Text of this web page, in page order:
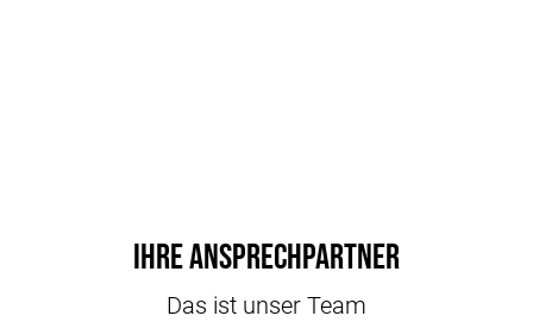
Ihre Ansprechpartner
Das ist unser Team